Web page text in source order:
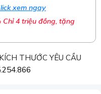
xem ngay
Chỉ 4 triệu đồng, tặng
THƯỚC YÊU CẦU